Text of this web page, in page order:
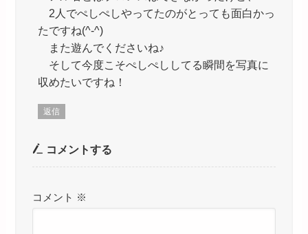
2人でぺしぺしやってたのがとっても面白かっ
たですね(^-^)
また遊んでくださいね♪
そして今度こそぺしぺししてる瞬間を写真に
収めたいですね！
返信
コメントする
コメント ※